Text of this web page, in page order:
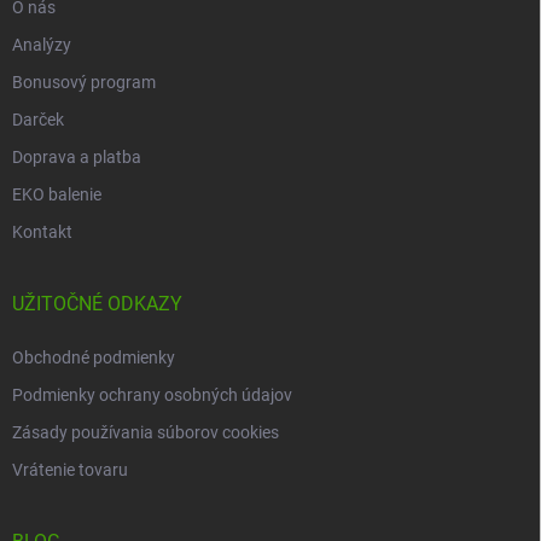
O nás
Analýzy
Bonusový program
Darček
Doprava a platba
EKO balenie
Kontakt
UŽITOČNÉ ODKAZY
Obchodné podmienky
Podmienky ochrany osobných údajov
Zásady používania súborov cookies
Vrátenie tovaru